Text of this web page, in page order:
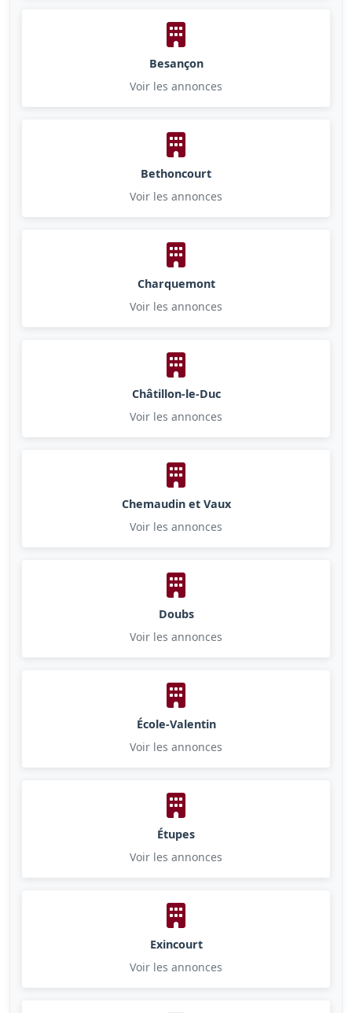
Besançon
Voir les annonces
Bethoncourt
Voir les annonces
Charquemont
Voir les annonces
Châtillon-le-Duc
Voir les annonces
Chemaudin et Vaux
Voir les annonces
Doubs
Voir les annonces
École-Valentin
Voir les annonces
Étupes
Voir les annonces
Exincourt
Voir les annonces